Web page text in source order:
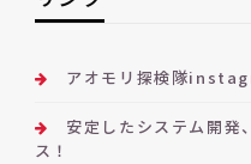
アオモリ探検隊
安定したシステム開発
ス！